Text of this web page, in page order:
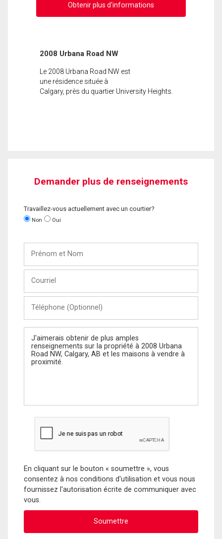
Obtenir plus d'informations
2008 Urbana Road NW
Le 2008 Urbana Road NW est
une résidence située à
Calgary, près du quartier University Heights.
Demander plus de renseignements
Travaillez-vous actuellement avec un courtier?
Non Oui
Nom
(Optionnel)
Message
En cliquant sur le bouton « soumettre », vous
consentez à nos conditions d'utilisation et vous nous
fournissez l'autorisation écrite de communiquer avec
vous.